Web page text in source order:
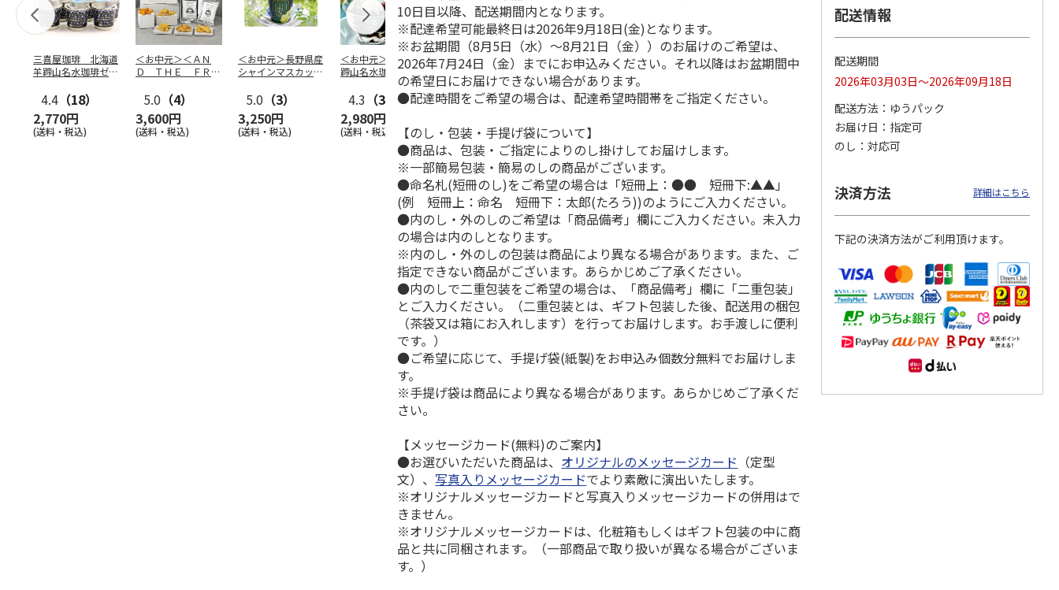
三喜屋珈琲 北海道
羊蹄山名水珈琲ゼリ
4.4 （18）
2,770円
(送料・税込)
＜お中元＞＜ＡＮ
Ｄ ＴＨＥ ＦＲＩ
ト５種
…
5.0 （4）
3,600円
(送料・税込)
＜お中元＞長野県産
シャインマスカット
5.0 （3）
3,250円
(送料・税込)
＜お中元＞北海道羊
蹄山名水珈琲ゼリー
4.3 （3）
2,980円
(送料・税込)
＜お中元＞＜ひとと
え＞３層デザートジ
ュレパフェ～国産フ
ルー…
4.7（10）
(送料・税込)
＜お中元＞＜銀座千
疋屋＞銀座ゼリー９
個
5.0 （5）
(送料・税込)
バンホーテン「チョ
コレートシロップポ
30g×21…
＜沼津深海プリン工
房＞プレーン・深海
【冷凍】三國シェフ
6個セット(クレー…
5.0
（4）
4,320円
(送料・税込)
くちバーム詰合せ
10日目以降、配送期間内となります。
※配達希望可能最終日は2026年9月18日(金)となります。
※お盆期間（8月5日（水）～8月21日（金））のお届けのご希望は、
2026年7月24日（金）までにお申込みください。それ以降はお盆期間中
の希望日にお届けできない場合があります。
●配達時間をご希望の場合は、配達希望時間帯をご指定ください。
【のし・包装・手提げ袋について】
●商品は、包装・ご指定によりのし掛けしてお届けします。
※一部簡易包装・簡易のしの商品がございます。
●命名札(短冊のし)をご希望の場合は「短冊上：●● 短冊下:▲▲」
(例 短冊上：命名 短冊下：太郎(たろう))のようにご入力ください。
●内のし・外のしのご希望は「商品備考」欄にご入力ください。未入力
の場合は内のしとなります。
※内のし・外のしの包装は商品により異なる場合があります。また、ご
指定できない商品がございます。あらかじめご了承ください。
●内のしで二重包装をご希望の場合は、「商品備考」欄に「二重包装」
とご入力ください。（二重包装とは、ギフト包装した後、配送用の梱包
（茶袋又は箱にお入れします）を行ってお届けします。お手渡しに便利
です。）
●ご希望に応じて、手提げ袋(紙製)をお申込み個数分無料でお届けしま
す。
※手提げ袋は商品により異なる場合があります。あらかじめご了承くだ
さい。
【メッセージカード(無料)のご案内】
●お選びいただいた商品は、 オリジナルのメッセージカード （定型
文）、写真入りメッセージカードでより素敵に演出いたします。
※オリジナルメッセージカードと写真入りメッセージカードの併用はで
きません。
※オリジナルメッセージカードは、化粧箱もしくはギフト包装の中に商
品と共に同梱されます。（一部商品で取り扱いが異なる場合がございま
す。）
配送情報
配送期間
2026年03月03日～2026年09月18日
配送方法
ゆうパック
お届け日
指定可
のし
対応可
決済方法 詳細はこちら
下記の決済方法がご利用頂けます。